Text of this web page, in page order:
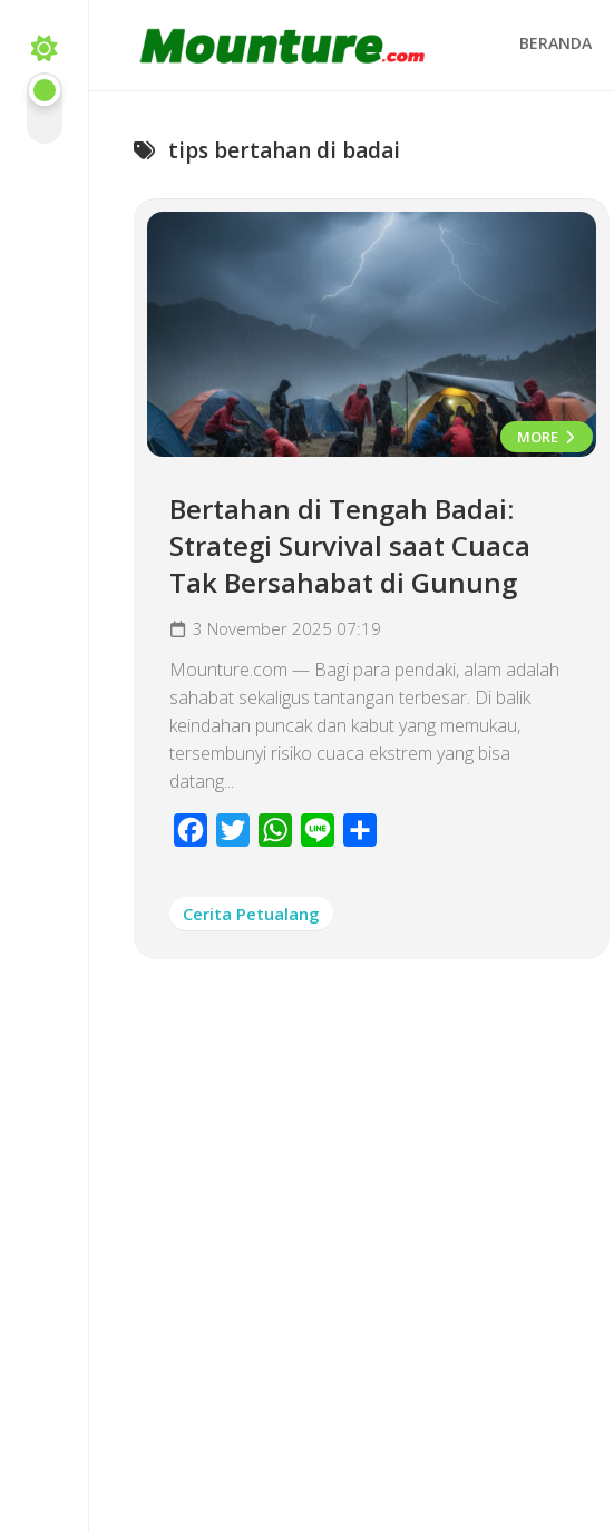
content
BERANDA
tips bertahan di badai
MORE
Bertahan di Tengah Badai:
Strategi Survival saat Cuaca
Tak Bersahabat di Gunung
3 November 2025 07:19
Mounture.com — Bagi para pendaki, alam adalah
sahabat sekaligus tantangan terbesar. Di balik
keindahan puncak dan kabut yang memukau,
tersembunyi risiko cuaca ekstrem yang bisa
datang...
Facebook
Twitter WhatsApp
Line
Cerita Petualang